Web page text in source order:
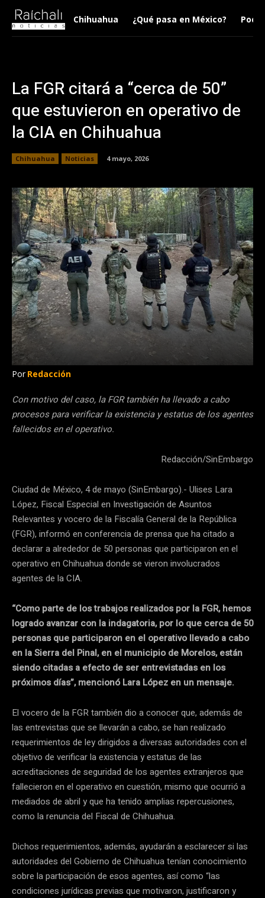
Chihuahua ¿Qué pasa en México?
La FGR citará a “cerca de 50”
que estuvieron en operativo de
la CIA en Chihuahua
Chihuahua Noticias 4 mayo, 2026
Por Redacción
Con motivo del caso, la FGR también ha llevado a cabo
procesos para verificar la existencia y estatus de los agentes
fallecidos en el operativo.
Redacción/SinEmbargo
Ciudad de México, 4 de mayo (SinEmbargo).- Ulises Lara
López, Fiscal Especial en Investigación de Asuntos
Relevantes y vocero de la Fiscalía General de la República
(FGR), informó en conferencia de prensa que ha citado a
declarar a alrededor de 50 personas que participaron en el
operativo en Chihuahua donde se vieron involucrados
agentes de la CIA.
“Como parte de los trabajos realizados por la FGR, hemos
logrado avanzar con la indagatoria, por lo que cerca de 50
personas que participaron en el operativo llevado a cabo
en la Sierra del Pinal, en el municipio de Morelos, están
siendo citadas a efecto de ser entrevistadas en los
próximos días”, mencionó Lara López en un mensaje.
El vocero de la FGR también dio a conocer que, además de
las entrevistas que se llevarán a cabo, se han realizado
requerimientos de ley dirigidos a diversas autoridades con el
objetivo de verificar la existencia y estatus de las
acreditaciones de seguridad de los agentes extranjeros que
fallecieron en el operativo en cuestión, mismo que ocurrió a
mediados de abril y que ha tenido amplias repercusiones,
como la renuncia del Fiscal de Chihuahua.
Dichos requerimientos, además, ayudarán a esclarecer si las
autoridades del Gobierno de Chihuahua tenían conocimiento
sobre la participación de esos agentes, así como “las
condiciones jurídicas previas que motivaron, justificaron y